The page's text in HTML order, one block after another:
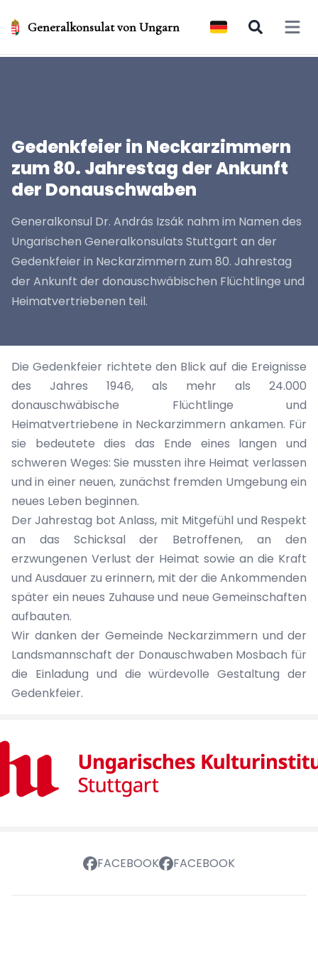
Generalkonsulat von Ungarn Open
Gedenkfeier in Neckarzimmern
zum 80. Jahrestag der Ankunft
der Donauschwaben
Generalkonsul Dr. András Izsák nahm im Namen des
Ungarischen Generalkonsulats Stuttgart an der
Gedenkfeier in Neckarzimmern zum 80. Jahrestag
der Ankunft der donauschwäbischen Flüchtlinge und
Heimatvertriebenen teil.
Die Gedenkfeier richtete den Blick auf die Ereignisse
des Jahres 1946, als mehr als 24.000
donauschwäbische Flüchtlinge und
Heimatvertriebene in Neckarzimmern ankamen. Für
sie bedeutete dies das Ende eines langen und
schweren Weges: Sie mussten ihre Heimat verlassen
und in einer neuen, zunächst fremden Umgebung ein
neues Leben beginnen.
Der Jahrestag bot Anlass, mit Mitgefühl und Respekt
an das Schicksal der Betroffenen, an den
erzwungenen Verlust der Heimat sowie an die Kraft
und Ausdauer zu erinnern, mit der die Ankommenden
später ein neues Zuhause und neue Gemeinschaften
aufbauten.
Wir danken der Gemeinde Neckarzimmern und der
Landsmannschaft der Donauschwaben Mosbach für
die Einladung und die würdevolle Gestaltung der
Gedenkfeier.
FACEBOOK FACEBOOK